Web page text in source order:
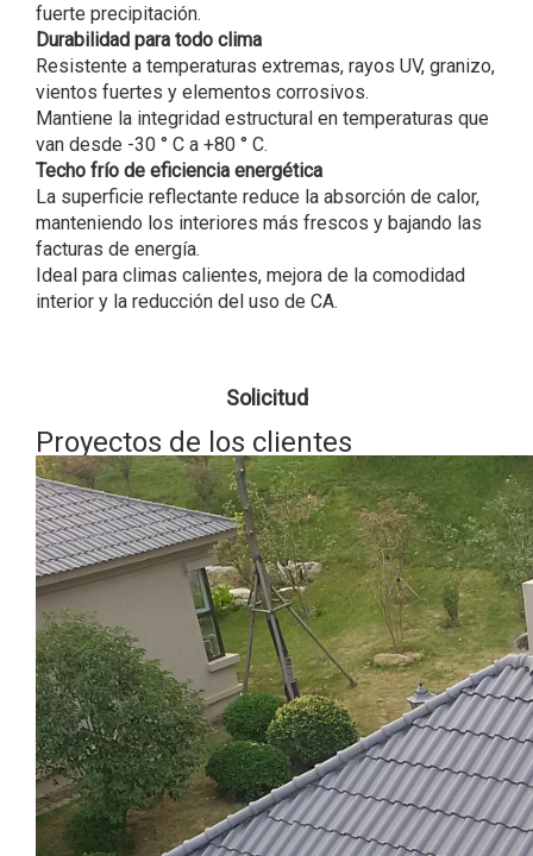
fuerte precipitación.
Durabilidad para todo clima
Resistente a temperaturas extremas, rayos UV, granizo,
vientos fuertes y elementos corrosivos.
Mantiene la integridad estructural en temperaturas que
van desde -30 ° C a +80 ° C.
Techo frío de eficiencia energética
La superficie reflectante reduce la absorción de calor,
manteniendo los interiores más frescos y bajando las
facturas de energía.
Ideal para climas calientes, mejora de la comodidad
interior y la reducción del uso de CA.
Solicitud
Proyectos de los clientes